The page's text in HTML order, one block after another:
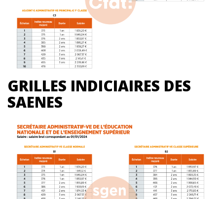
GRILLES INDICIAIRES DES
SAENES